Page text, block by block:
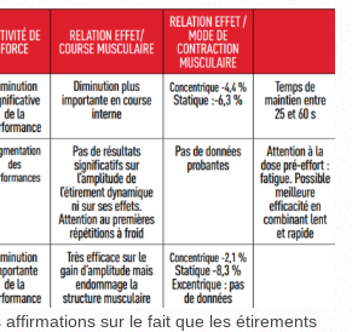
affirmations sur le fait que les étirements